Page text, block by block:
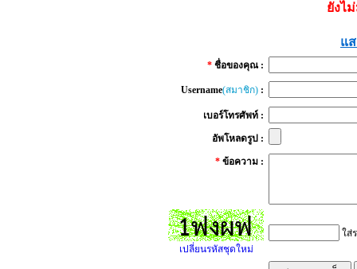
ยังไ
แ
* ชื่อของคุณ :
Username(สมาชิก) :
เบอร์โทรศัพท์ :
อัพโหลดรูป :
* ข้อความ :
เปลี่ยนรหัสชุดใหม่
ใส่